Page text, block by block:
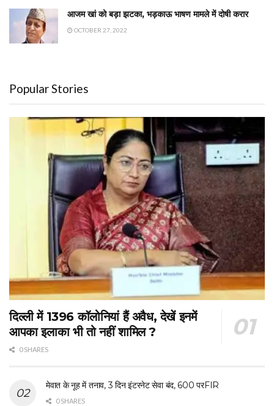
आजम खां को बड़ा झटका, भड़काऊ भाषण मामले में दोषी करार
OCTOBER 27, 2022
Popular Stories
दिल्ली में 1396 कॉलोनियां हैं अवैध, देखें इनमें
आपका इलाका भी तो नहीं शामिल ?
0 SHARES
मेवात के नूह में तनाव, 3 दिन इंटरनेट सेवा बंद, 600 परFIR
0 SHARES